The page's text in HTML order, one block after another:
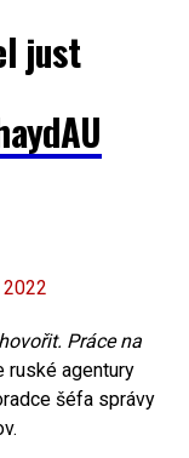
just
Práce na
agentury
šéfa správy